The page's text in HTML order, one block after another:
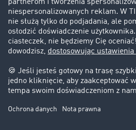
Informacje prawne
Impressum
OWU
Ochrona danych
Ustawienia plików cookies